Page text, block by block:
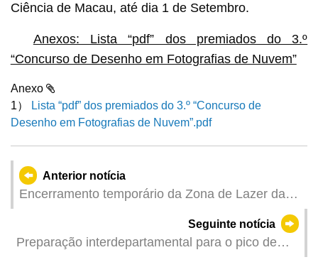
Ciência de Macau, até dia 1 de Setembro.
Anexos: Lista “pdf” dos premiados do 3.º
“Concurso de Desenho em Fotografias de Nuvem”
Anexo
1）
Lista “pdf” dos premiados do 3.º “Concurso de
Desenho em Fotografias de Nuvem”.pdf
Anterior notícia
Encerramento temporário da Zona de Lazer da
Seguinte notícia
Preparação interdepartamental para o pico de